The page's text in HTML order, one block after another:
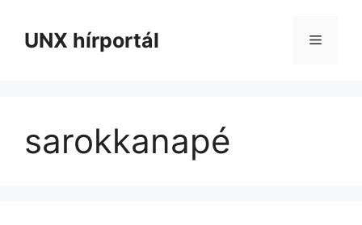
tartalomba
UNX hírportál Menü
sarokkanapé